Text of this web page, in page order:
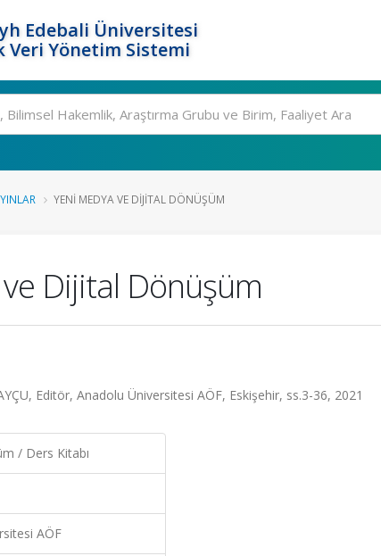
Edebali Üniversitesi
Veri Yönetim Sistemi
YENI MEDYA VE DIJITAL DÖNÜŞÜM
Dijital Dönüşüm
Editör, Anadolu Üniversitesi AÖF, Eskişehir, ss.3-36, 2021
/ Ders Kitabı
AÖF